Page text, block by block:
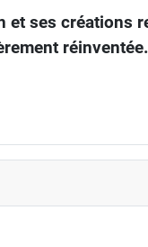
et ses créations
réinventée.